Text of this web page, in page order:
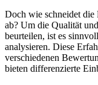
Doch wie schneidet die
ab? Um die Qualität
beurteilen, ist es
analysieren. Diese
verschiedenen
bieten differenzierte